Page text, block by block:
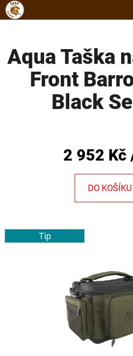
Přejít
Aqua Taška
Front
Black
2 952 Kč
DO KOŠÍKU
Tip
K
O
C
T